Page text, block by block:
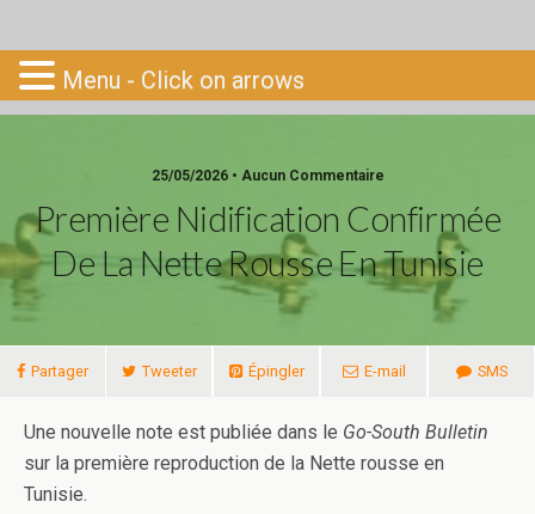
Go-South
25/05/2026 • Aucun Commentaire
Première Nidification Confirmée
De La Nette Rousse En Tunisie
Partager Tweeter Épingler E-mail SMS
Une nouvelle note est publiée dans le Go-South Bulletin
sur la première reproduction de la Nette rousse en
Tunisie.
Menu - Click on arrows